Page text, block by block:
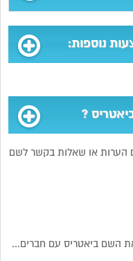
נוספות:
?
הערות או שאלות בקשר לשם
השם ביאטריס עם חברים...